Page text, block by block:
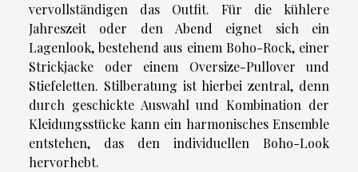
vervollständigen das Outfit. Für die kühlere
Jahreszeit oder den Abend eignet sich ein
Lagenlook, bestehend aus einem Boho-Rock, einer
Strickjacke oder einem Oversize-Pullover und
Stiefeletten. Stilberatung ist hierbei zentral, denn
durch geschickte Auswahl und Kombination der
Kleidungsstücke kann ein harmonisches Ensemble
entstehen, das den individuellen Boho-Look
hervorhebt.